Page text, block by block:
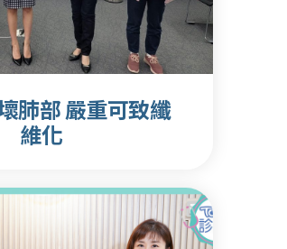
肺部 嚴重可致纖
維化